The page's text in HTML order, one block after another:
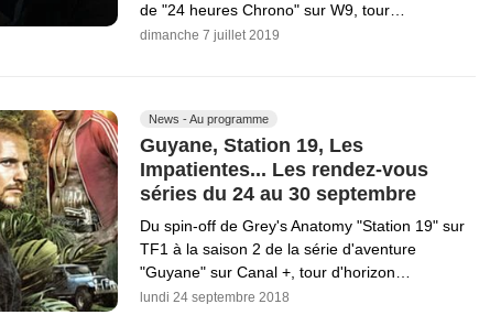
de "24 heures Chrono" sur W9, tour…
dimanche 7 juillet 2019
News - Au programme
Guyane, Station 19, Les
Impatientes... Les rendez-vous
séries du 24 au 30 septembre
Du spin-off de Grey's Anatomy "Station 19" sur
TF1 à la saison 2 de la série d'aventure
"Guyane" sur Canal +, tour d'horizon…
lundi 24 septembre 2018